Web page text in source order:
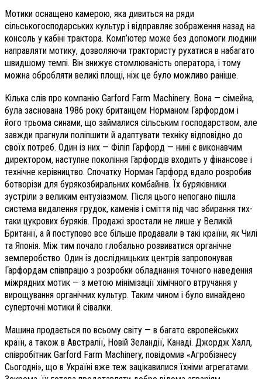
Мотики оснащено камерою, яка дивиться на ряди
сільськогосподарських культур і відправляє зображення назад на
консоль у кабіні трактора. Комп’ютер може без допомоги людини
направляти мотику, дозволяючи трактористу рухатися в набагато
швидшому темпі. Він знижує стомлюваність оператора, і тому
можна обробляти великі площі, ніж це було можливо раніше.
Кілька слів про компанію Garford Farm Machinery. Вона — сімейна,
була заснована 1986 року британцем Норманом Гарфордом і
його трьома синами, що займалися сільським господарством, але
завжди прагнули поліпшити й адаптувати техніку відповідно до
своїх потреб. Один із них — Філіп Гарфорд — нині є виконавчим
директором, наступне покоління Гарфордів входить у фінансове і
технічне керівництво. Спочатку Норман Гарфорд вдало розробив
ботворізи для бурякозбиральних комбайнів. Їх буряківники
зустріли з великим ентузіазмом. Після цього непогано пішла
система видалення грудок, каменів і сміття під час збирання тих-
таки цукрових буряків. Продажі зростали не лише у Великій
Британії, а й поступово все більше продавали в такі країни, як Чилі
та Японія. Між тим почало глобально розвиватися органічне
землеробство. Один із дослідницьких центрів запропонував
Гарфордам співпрацю з розробки обладнання точного наведення
міжрядних мотик — з метою мінімізації хімічного втручання у
вирощування органічних культур. Таким чином і було винайдено
суперточні мотики й сівалки.
Машина продається по всьому світу — в багато європейських
країн, а також в Австралії, Новій Зеландії, Канаді. Джордж Халл,
співробітник Garford Farm Machinery, повідомив «Агробізнесу
Сьогодні», що в Україні вже теж зацікавилися їхніми агрегатами.